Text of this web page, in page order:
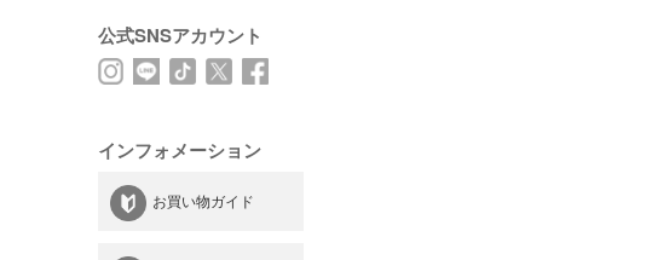
公式SNSアカウント
インフォメーション
お買い物ガイド